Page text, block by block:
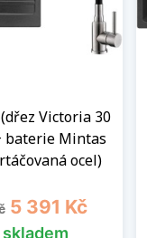
Victoria 30
baterie Mintas
ocel)
Cena
5 391 Kč
skladem